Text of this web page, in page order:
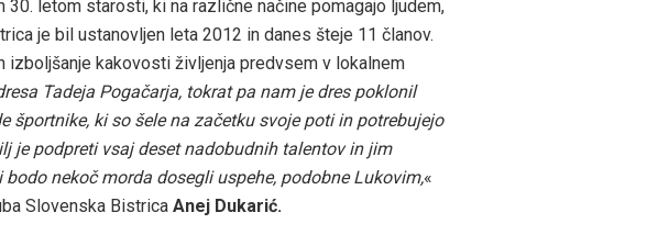
letom starosti, ki na različne načine pomagajo ljudem,
je bil ustanovljen leta 2012 in danes šteje 11 članov.
kakovosti življenja predvsem v lokalnem
Tadeja Pogačarja, tokrat pa nam je dres poklonil
športnike, ki so šele na začetku svoje poti in potrebujejo
je podpreti vsaj deset nadobudnih talentov in jim
nekoč morda dosegli uspehe, podobne Lukovim,«
Slovenska Bistrica Anej Dukarić.